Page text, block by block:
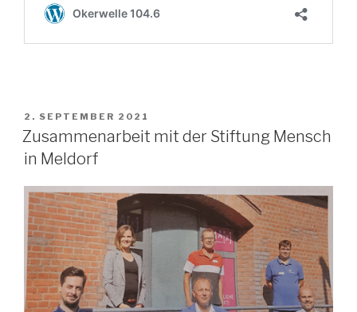
VERÖFFENTLICHT
AM
2. SEPTEMBER 2021
Zusammenarbeit mit der Stiftung Mensch
in Meldorf